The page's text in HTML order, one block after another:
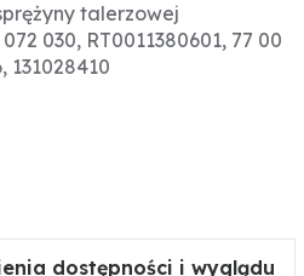
talerzowej
030, RT0011380601, 77 00
131028410
dostępności i wyglądu